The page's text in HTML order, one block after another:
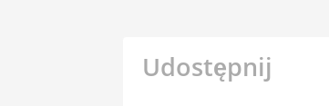
Udostępnij